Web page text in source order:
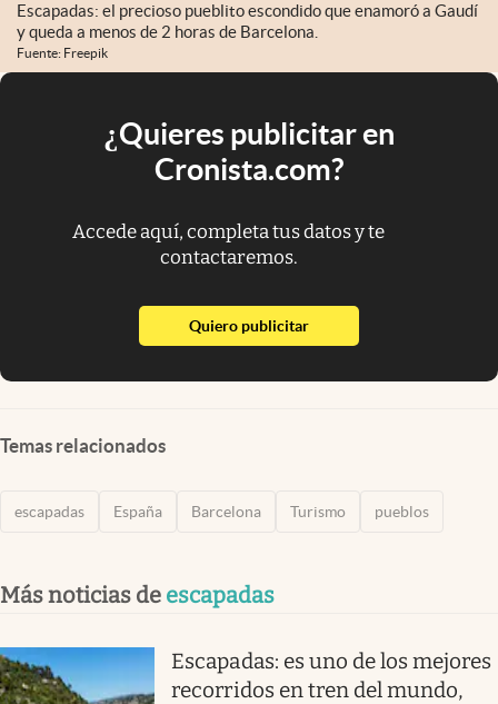
Escapadas: el precioso pueblito escondido que enamoró a Gaudí
y queda a menos de 2 horas de Barcelona.
Fuente: Freepik
¿Quieres publicitar en
Cronista.com?
Accede aquí, completa tus datos y te
contactaremos.
Quiero publicitarabre en nueva pestaña
Temas relacionados
escapadas España Barcelona Turismo pueblos
Más noticias de escapadas
Escapadas: es uno de los mejores
recorridos en tren del mundo,